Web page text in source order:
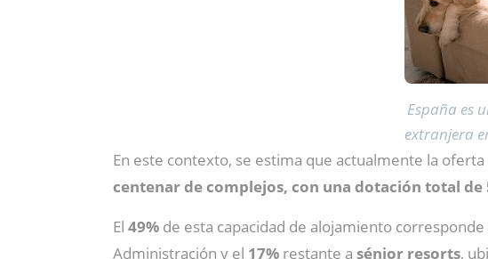
España es
extranjera
En este contexto, se estima que actualmente la
centenar de complejos, con una dotación total de
El 49% de esta capacidad de alojamiento corresponde
Administración y el 17% restante a sénior resorts,